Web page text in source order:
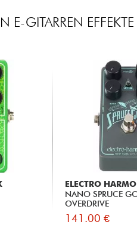
E-GITARREN EFFEKTE
ELECTRO
NANO SPRUCE
OVERDRIVE
141.00 €